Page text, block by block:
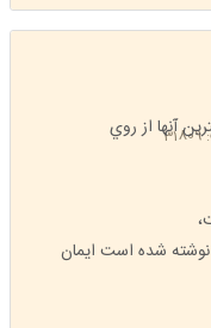
آنها از روي
نوشته شده است ايمان